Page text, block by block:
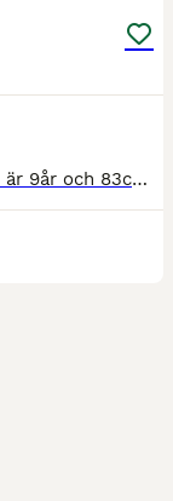
Söta Iris söker nytt kärleksfullt hem. Iris är 9år och 83cm Minishetland/Amerikansk Miniatyr. En kelig tjej som är genomsnäll att verka och lasta och okomplicerad i all hantering. Kan vara lite stoig